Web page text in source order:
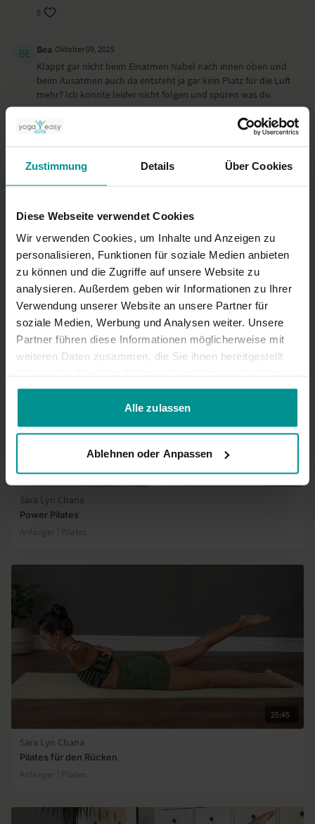
Zustimmung Details Über Cookies
Diese Webseite verwendet Cookies
Wir verwenden Cookies, um Inhalte und Anzeigen zu
personalisieren, Funktionen für soziale Medien anbieten
zu können und die Zugriffe auf unsere Website zu
analysieren. Außerdem geben wir Informationen zu Ihrer
Verwendung unserer Website an unsere Partner für
soziale Medien, Werbung und Analysen weiter. Unsere
Partner führen diese Informationen möglicherweise mit
weiteren Daten zusammen, die Sie ihnen bereitgestellt
gesammelt haben.
Alle zulassen
Ablehnen oder Anpassen
0
Bea Oktober 09, 2025
Klappt gar nicht beim Einatmen Nabel nach innen oben und
beim Ausatmen auch da entsteht ja gar kein Platz für die Luft
mehr? Ich konnte leider nicht folgen und spüren was du
meinst.
0
Jeannette S. Oktober 05, 2025
Sehr gut erklärt!
Mehr laden
Ähnliche Videos
22:57
Sara Lyn Chana
Power Pilates
Anfänger | Pilates
25:45
Sara Lyn Chana
Pilates für den Rücken
Anfänger | Pilates